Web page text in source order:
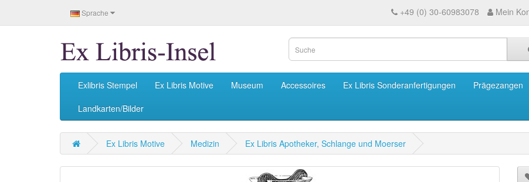
Sprache +49 (0) 30-60983078 Mein
Exlibris Stempel Ex Libris Motive Museum Accessoires Ex Libris Sonderanfertigungen Prägezangen
Landkarten/Bilder
Ex Libris Motive Medizin Ex Libris Apotheker, Schlange und Moerser